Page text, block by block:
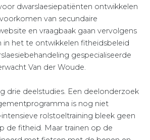
dwarslaesiepatiënten ontwikkelen
van secundaire
en vraagbaak gaan vervolgens
in het te ontwikkelen fitheidsbeleid
gespecialiseerde
Van der Woude.
drie deelstudies. Een deelonderzoek
is nog niet
rolstoeltraining bleek geen
de fitheid. Maar trainen op de